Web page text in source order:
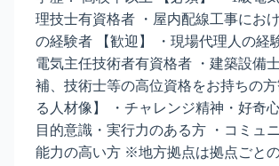
理技士有資格者 ・屋内配線工事にお
の経験者 【歓迎】 ・現場代理人の経
電気主任技術者有資格者 ・建築設備
補、技術士等の高位資格をお持ちの
る人材像】 ・チャレンジ精神・好奇
目的意識・実行力のある方 ・コミュ
能力の高い方 ※地方拠点は拠点ごと